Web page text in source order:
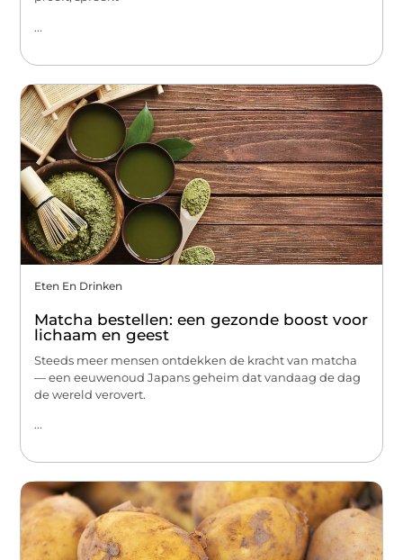
...
Eten En Drinken
Matcha bestellen: een gezonde boost voor
lichaam en geest
Steeds meer mensen ontdekken de kracht van matcha
— een eeuwenoud Japans geheim dat vandaag de dag
de wereld verovert.
...